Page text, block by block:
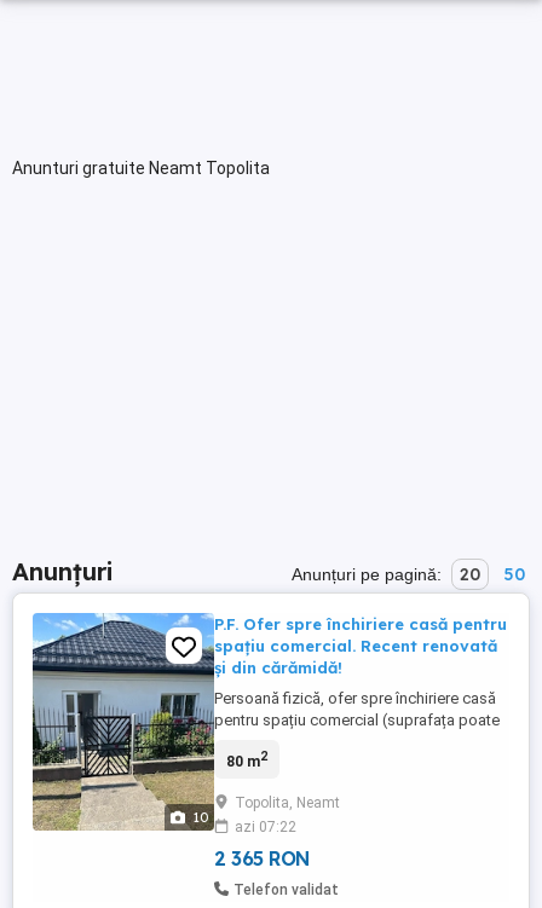
Anunturi gratuite Neamt Topolita
Anunțuri Anunțuri pe pagină: 20 50
10
P.F. Ofer spre închiriere casă pentru
spațiu comercial. Recent renovată
și din cărămidă!
Persoană fizică, ofer spre închiriere casă
pentru spațiu comercial (suprafața poate
recent renovată în totalitate și este
strada principală (Strada Investiției)
Topolița (Ocea), foarte aproape de orașul
Târgu Neamț. ...
80 m2
Topolita, Neamt
azi 07:22
2 365 RON
Telefon validat